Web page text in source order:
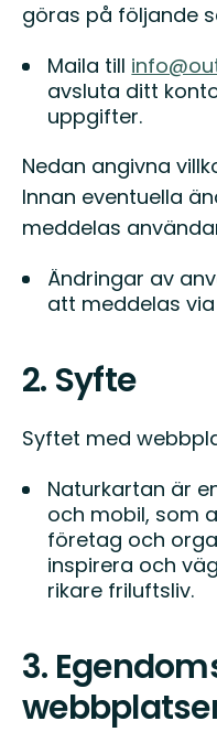
göras på följande
Maila till
avsluta ditt
uppgifter.
Nedan angivna
Innan eventuella
meddelas
Ändringar av
att meddelas
2. Syfte
Syftet med
Naturkartan är
och mobil, som
företag och
inspirera och
rikare friluftsliv.
3.